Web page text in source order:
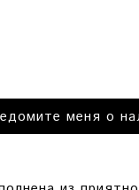
меня о